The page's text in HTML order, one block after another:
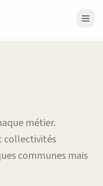
métier.
collectivités
communes mais